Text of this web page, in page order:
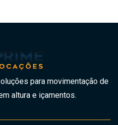
para movimentação de
altura e içamentos.